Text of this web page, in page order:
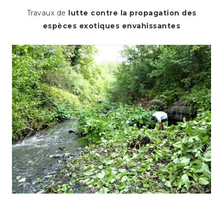
Travaux de lutte contre la propagation des
espèces exotiques envahissantes